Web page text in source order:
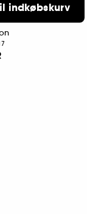
Life Balancing
in 1 Sorbet
indkøbskurv